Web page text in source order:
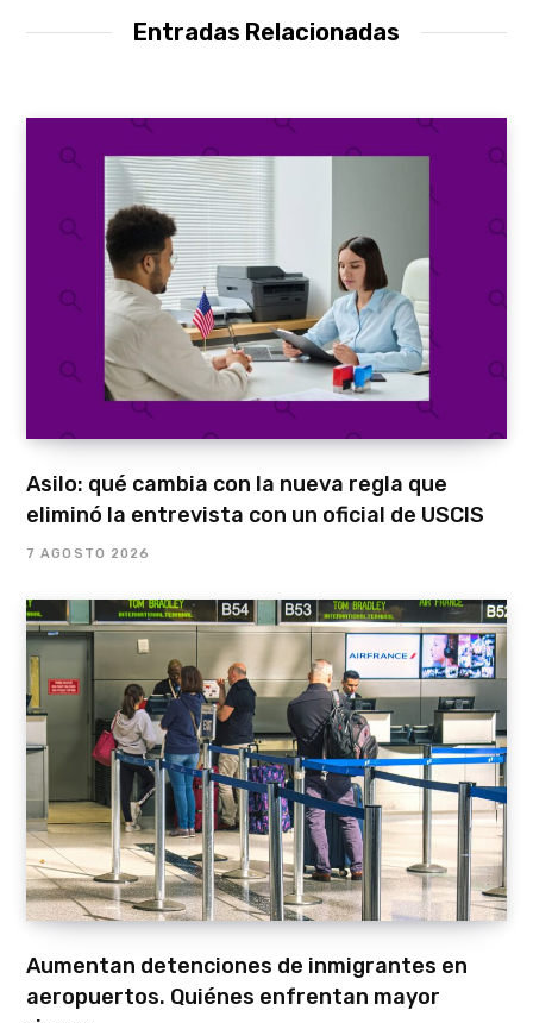
Entradas Relacionadas
Asilo: qué cambia con la nueva regla que
eliminó la entrevista con un oficial de USCIS
7 AGOSTO 2026
Aumentan detenciones de inmigrantes en
aeropuertos. Quiénes enfrentan mayor